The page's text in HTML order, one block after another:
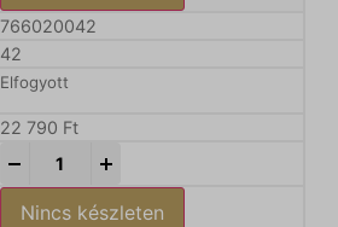
766020042
42
Elfogyott
22 790 Ft
Nincs készleten